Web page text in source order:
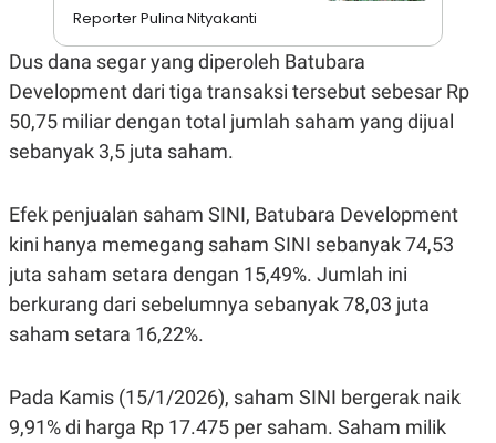
D
T
A
S
K
O
A
T
V
L
I
U
JARINGAN
O
T
R
S
Reporter Pulina Nityakanti
Dus dana segar yang diperoleh Batubara
Development dari tiga transaksi tersebut sebesar Rp
50,75 miliar dengan total jumlah saham yang dijual
sebanyak 3,5 juta saham.
Efek penjualan saham SINI, Batubara Development
kini hanya memegang saham SINI sebanyak 74,53
juta saham setara dengan 15,49%. Jumlah ini
berkurang dari sebelumnya sebanyak 78,03 juta
saham setara 16,22%.
Pada Kamis (15/1/2026), saham SINI bergerak naik
9,91% di harga Rp 17.475 per saham. Saham milik